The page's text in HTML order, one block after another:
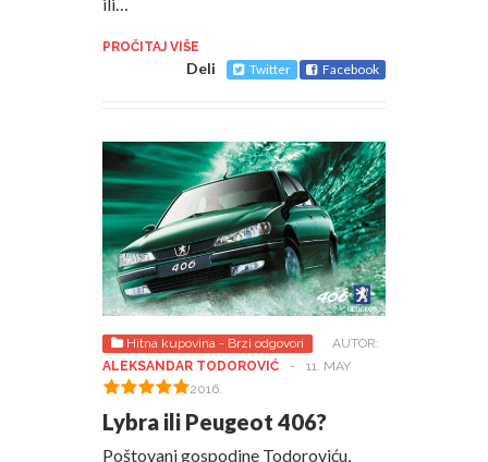
PROČITAJ VIŠE
Deli Twitter Facebook
Hitna kupovina - Brzi odgovori
AUTOR:
ALEKSANDAR TODOROVIĆ
-
11. MAY
2016.
Lybra ili Peugeot 406?
Poštovani gospodine Todoroviću,